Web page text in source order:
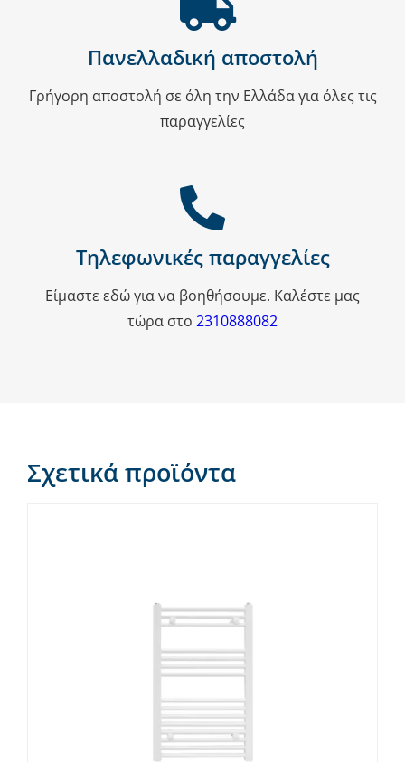
Πανελλαδική αποστολή
Γρήγορη αποστολή σε όλη την Ελλάδα για όλες τις
παραγγελίες
Τηλεφωνικές παραγγελίες
Είμαστε εδώ για να βοηθήσουμε. Καλέστε μας
τώρα στο 2310888082
Σχετικά προϊόντα